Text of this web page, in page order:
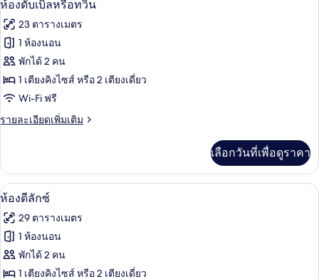
มิ
ลี่,
เมือง
ภาพถ่าย
ทั้งหมด
ของ
ห้อง
ดับเบิล
หรือ
ห้องดับเบิลหรือทวิน
23 ตารางเมตร
1 ห้องนอน
พักได้ 2 คน
1 เตียงคิงไซส์ หรือ 2 เตียงเดี่ยว
Wi-Fi ฟรี
รายละเอียดเพิ่มเติม
ราย
เกี่ยว
กับ
ห้อง
หรือ
ทวิ
เลือกวันที่เพื่อดูราคา
เปิด
ภาพถ่าย
ทั้งหมด
ของ
ห้อง
ห้องดีลักซ์ | ผ้าปูที่นอนฝ้ายอียิปต์, เครื่
6
ห้องดีลักซ์
29 ตารางเมตร
1 ห้องนอน
พักได้ 2 คน
1 เตียงคิงไซส์ หรือ 2 เตียงเดี่ยว